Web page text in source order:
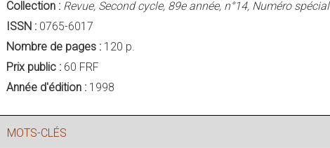
Collection : Revue, Second cycle, 89e année, n°14, Numéro spécial
ISSN : 0765-6017
Nombre de pages : 120 p.
Prix public : 60 FRF
Année d'édition : 1998
MOTS-CLÉS